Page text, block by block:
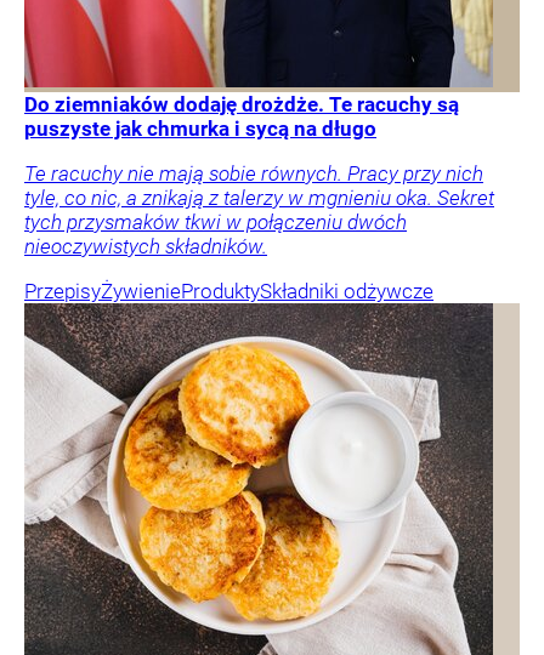
Do ziemniaków dodaję drożdże. Te racuchy są
puszyste jak chmurka i sycą na długo
Te racuchy nie mają sobie równych. Pracy przy nich
tyle, co nic, a znikają z talerzy w mgnieniu oka. Sekret
tych przysmaków tkwi w połączeniu dwóch
nieoczywistych składników.
PrzepisyŻywienieProduktySkładniki odżywcze